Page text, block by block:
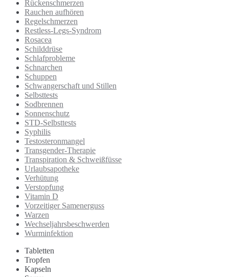
Rückenschmerzen
Rauchen aufhören
Regelschmerzen
Restless-Legs-Syndrom
Rosacea
Schilddrüse
Schlafprobleme
Schnarchen
Schuppen
Schwangerschaft und Stillen
Selbsttests
Sodbrennen
Sonnenschutz
STD-Selbsttests
Syphilis
Testosteronmangel
Transgender-Therapie
Transpiration & Schweißfüsse
Urlaubsapotheke
Verhütung
Verstopfung
Vitamin D
Vorzeitiger Samenerguss
Warzen
Wechseljahrsbeschwerden
Wurminfektion
Tabletten
Tropfen
Kapseln